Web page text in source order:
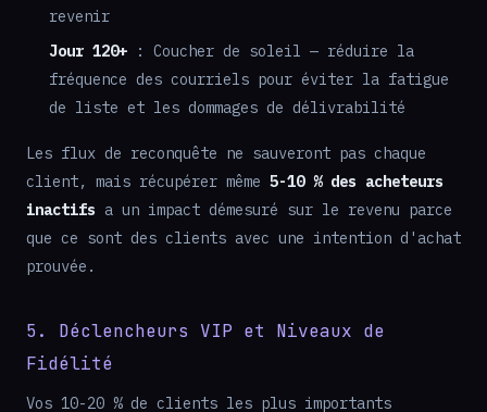
revenir
Jour 120+ : Coucher de soleil — réduire la
fréquence des courriels pour éviter la fatigue
de liste et les dommages de délivrabilité
Les flux de reconquête ne sauveront pas chaque
client, mais récupérer même 5-10 % des acheteurs
inactifs a un impact démesuré sur le revenu parce
que ce sont des clients avec une intention d'achat
prouvée.
5. Déclencheurs VIP et Niveaux de
Fidélité
Vos 10-20 % de clients les plus importants